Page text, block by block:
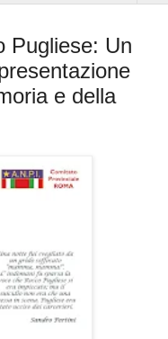
Pugliese: Un
e della